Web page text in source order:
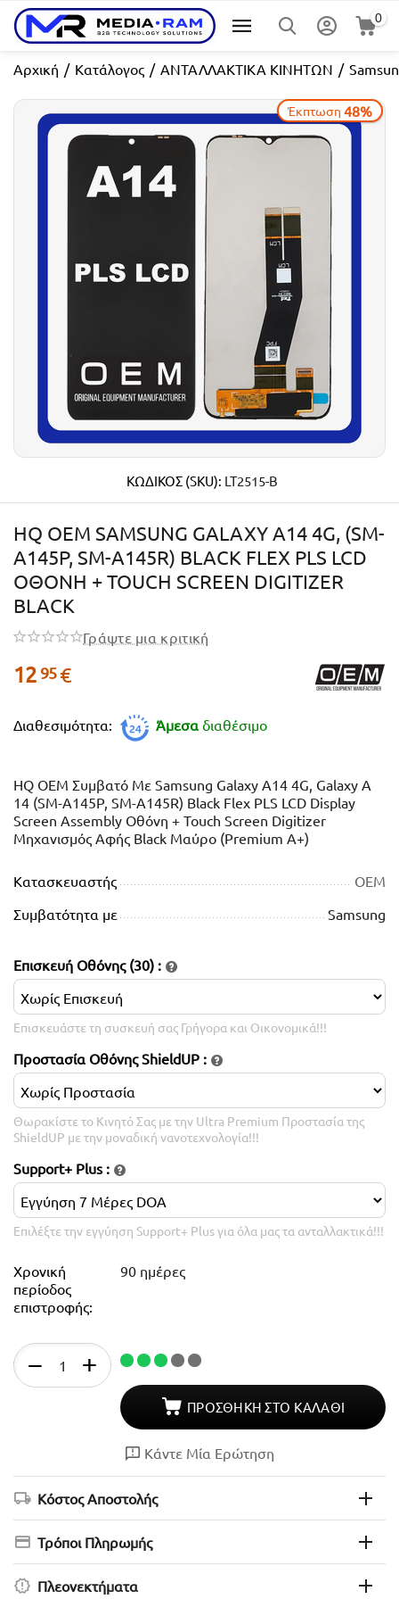
0
Αρχική / Κατάλογος / ΑΝΤΑΛΛΑΚΤΙΚΑ ΚΙΝΗΤΩΝ /
Έκπτωση 48%
ΚΩΔΙΚΟΣ (SKU): LT2515-B
HQ OEM SAMSUNG GALAXY A14 4G, (SM-
A145P, SM-A145R)​ BLACK FLEX PLS LCD
ΟΘΌΝΗ + TOUCH SCREEN DIGITIZER
BLACK
Γράψτε μια κριτική
12 95 €
Διαθεσιμότητα: Άμεσα διαθέσιμο
HQ OEM Συμβατό Με Samsung Galaxy A14 4G, Galaxy A
14 (SM-A145P, SM-A145R) Black Flex PLS LCD Display
Screen Assembly Οθόνη + Touch Screen Digitizer
Μηχανισμός Αφής Black Μαύρο (Premium A+)
Κατασκευαστής
OEM
Συμβατότητα με
Samsung
Επισκευή Οθόνης (30) :
Επισκευάστε τη συσκευή σας Γρήγορα και Οικονομικά!!!
Προστασία Οθόνης ShieldUP :
Θωρακίστε το Κινητό Σας με την Ultra Premium Προστασία της
ShieldUP με την μοναδική νανοτεχνολογία!!!
Support+ Plus :
Επιλέξτε την εγγύηση Support+ Plus για όλα μας τα ανταλλακτικά!!!
Χρονική
περίοδος
επιστροφής:
90 ημέρες
+
−
Απόθεμα
ΠΡΟΣΘΉΚΗ ΣΤΟ ΚΑΛΆΘΙ
Κάντε Μία Ερώτηση
Κόστος Αποστολής
Τρόποι Πληρωμής
Πλεονεκτήματα